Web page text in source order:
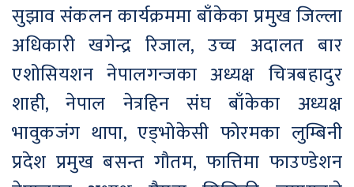
सुझाव संकलन कार्यक्रममा बाँकेका प्रमुख जिल्ला
अधिकारी खगेन्द्र रिजाल, उच्च अदालत बार
एशोसियशन नेपालगन्जका अध्यक्ष चित्रबहादुर
शाही, नेपाल नेत्रहिन संघ बाँकेका अध्यक्ष
भावुकजंग थापा, एड्भोकेसी फोरमका लुम्बिनी
प्रदेश प्रमुख बसन्त गौतम, फात्तिमा फाउण्डेशन